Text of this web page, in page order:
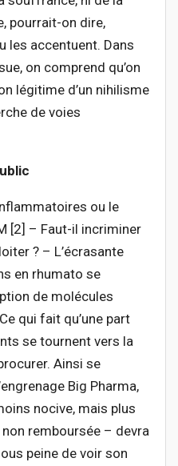
pourrait-on dire,
les accentuent. Dans
on comprend qu’on
légitime d’un nihilisme
de voies
ou le
[2] – Faut-il incriminer
? – L’écrasante
en rhumato se
de molécules
qui fait qu’une part
se tournent vers la
Ainsi se
Big Pharma,
nocive, mais plus
remboursée – devra
peine de voir son